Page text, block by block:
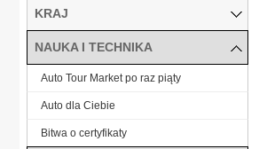
KRAJ
NAUKA I TECHNIKA
Auto Tour Market po raz piąty
Auto dla Ciebie
Bitwa o certyfikaty